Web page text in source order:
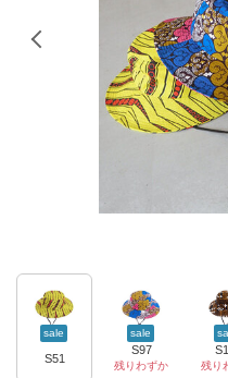
sale
S51
sale
S97
残りわずか 残り